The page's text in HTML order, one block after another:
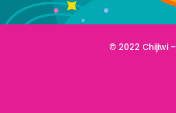
© 2022 Chijiwi –